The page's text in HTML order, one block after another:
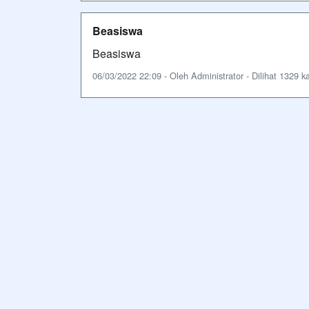
Beasiswa
Beasiswa
06/03/2022 22:09 - Oleh Administrator - Dilihat 1329